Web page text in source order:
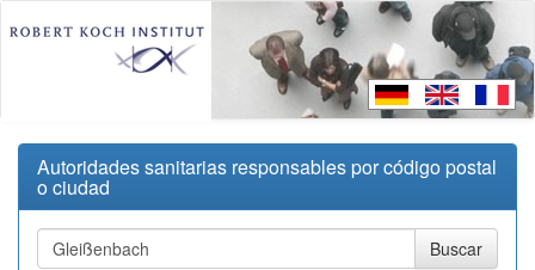
Autoridades sanitarias responsables por código postal
o ciudad